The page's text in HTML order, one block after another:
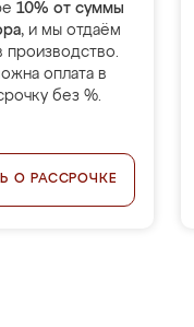
10% от суммы
, и мы отдаём
производство.
оплата в
без %.
О РАССРОЧКЕ